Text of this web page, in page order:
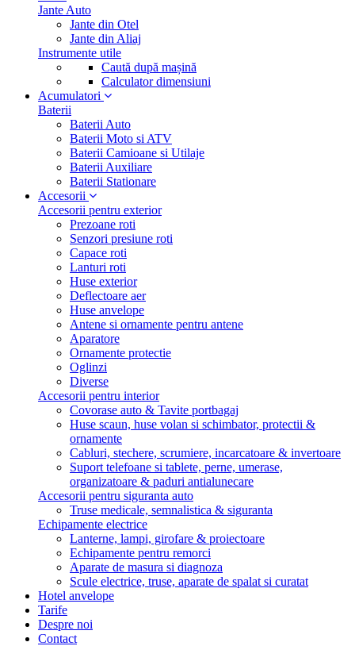
Jante Auto
Jante din Otel
Jante din Aliaj
Instrumente utile
Caută după mașină
Calculator dimensiuni
Acumulatori
Baterii
Baterii Auto
Baterii Moto si ATV
Baterii Camioane si Utilaje
Baterii Auxiliare
Baterii Stationare
Accesorii
Accesorii pentru exterior
Prezoane roti
Senzori presiune roti
Capace roti
Lanturi roti
Huse exterior
Deflectoare aer
Huse anvelope
Antene si ornamente pentru antene
Aparatore
Ornamente protectie
Oglinzi
Diverse
Accesorii pentru interior
Covorase auto & Tavite portbagaj
Huse scaun, huse volan si schimbator, protectii &
ornamente
Cabluri, stechere, scrumiere, incarcatoare & invertoare
Suport telefoane si tablete, perne, umerase,
organizatoare & paduri antialunecare
Accesorii pentru siguranta auto
Truse medicale, semnalistica & siguranta
Echipamente electrice
Lanterne, lampi, girofare & proiectoare
Echipamente pentru remorci
Aparate de masura si diagnoza
Scule electrice, truse, aparate de spalat si curatat
Hotel anvelope
Tarife
Despre noi
Contact